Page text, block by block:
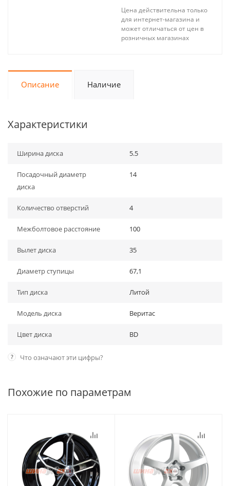
Цена действительна только
для интернет-магазина и
может отличаться от цен в
розничных магазинах
Описание Наличие
Характеристики
Ширина диска 5.5
Посадочный диаметр
диска
14
Количество отверстий 4
Межболтовое расстояние 100
Вылет диска 35
Диаметр ступицы 67,1
Тип диска Литой
Модель диска Веритас
Цвет диска BD
? Что означают эти цифры?
Похожие по параметрам